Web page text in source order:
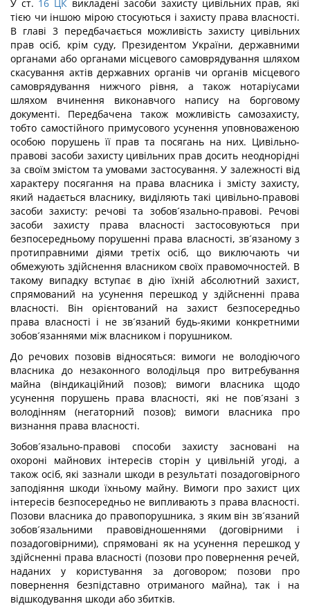
У ст. 16 ЦК викладені засоби захисту цивільних прав, які
тією чи іншою мірою стосуються і захисту права власності.
В главі 3 передбачається можливість захисту цивільних
прав осіб, крім суду, Президентом України, державними
органами або органами місцевого самоврядування шляхом
скасування актів державних органів чи органів місцевого
самоврядування нижчого рівня, а також нотаріусами
шляхом вчинення виконавчого напису на борговому
документі. Передбачена також можливість самозахисту,
тобто самостійного примусового усунення уповноваженою
особою порушень її прав та посягань на них. Цивільно-
правові засоби захисту цивільних прав досить неоднорідні
за своїм змістом та умовами застосування. У залежності від
характеру посягання на права власника і змісту захисту,
який надається власнику, виділяють такі цивільно-правові
засоби захисту: речові та зобов´язально-правові. Речові
засоби захисту права власності застосовуються при
безпосередньому порушенні права власності, зв´язаному з
протиправними діями третіх осіб, що виключають чи
обмежують здійснення власником своїх правомочностей. В
такому випадку вступає в дію їхній абсолютний захист,
спрямований на усунення перешкод у здійсненні права
власності. Він орієнтований на захист безпосередньо
права власності і не зв´язаний будь-якими конкретними
зобов´язаннями між власником і порушником.
До речових позовів відносяться: вимоги не володіючого
власника до незаконного володільця про витребування
майна (віндикаційний позов); вимоги власника щодо
усунення порушень права власності, які не пов´язані з
володінням (негаторний позов); вимоги власника про
визнання права власності.
Зобов´язально-правові способи захисту засновані на
охороні майнових інтересів сторін у цивільній угоді, а
також осіб, які зазнали шкоди в результаті позадоговірного
заподіяння шкоди їхньому майну. Вимоги про захист цих
інтересів безпосередньо не випливають з права власності.
Позови власника до правопорушника, з яким він зв´язаний
зобов´язальними правовідношеннями (договірними і
позадоговірними), спрямовані як на усунення перешкод у
здійсненні права власності (позови про повернення речей,
наданих у користування за договором; позови про
повернення безпідставно отриманого майна), так і на
відшкодування шкоди або збитків.